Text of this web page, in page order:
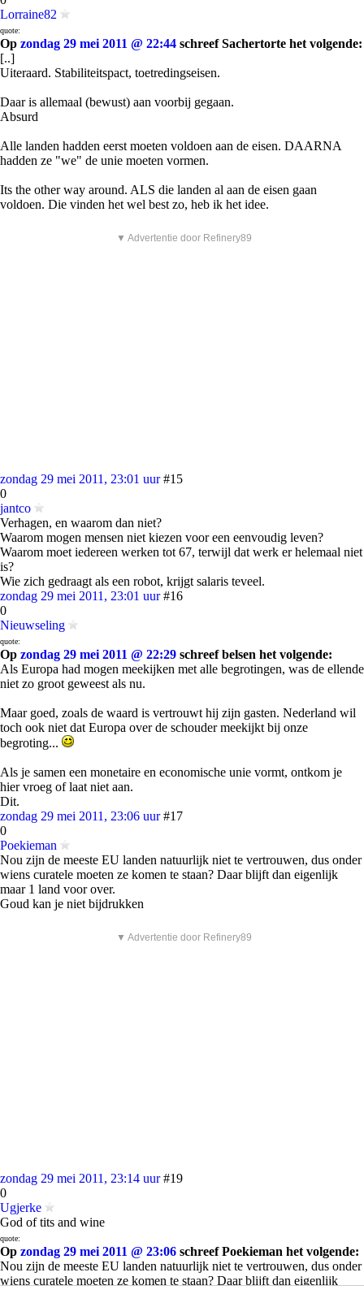
Lorraine82
quote:
Op zondag 29 mei 2011 @ 22:44 schreef Sachertorte het volgende:
[..]
Uiteraard. Stabiliteitspact, toetredingseisen.
Daar is allemaal (bewust) aan voorbij gegaan.
Absurd
Alle landen hadden eerst moeten voldoen aan de eisen. DAARNA
hadden ze "we" de unie moeten vormen.
Its the other way around. ALS die landen al aan de eisen gaan
voldoen. Die vinden het wel best zo, heb ik het idee.
▼ Advertentie door Refinery89
zondag 29 mei 2011, 23:01 uur #15
0
jantco
Verhagen, en waarom dan niet?
Waarom mogen mensen niet kiezen voor een eenvoudig leven?
Waarom moet iedereen werken tot 67, terwijl dat werk er helemaal niet
is?
Wie zich gedraagt als een robot, krijgt salaris teveel.
zondag 29 mei 2011, 23:01 uur #16
0
Nieuwseling
quote:
Op zondag 29 mei 2011 @ 22:29 schreef belsen het volgende:
Als Europa had mogen meekijken met alle begrotingen, was de ellende
niet zo groot geweest als nu.
Maar goed, zoals de waard is vertrouwt hij zijn gasten. Nederland wil
toch ook niet dat Europa over de schouder meekijkt bij onze
begroting...
Als je samen een monetaire en economische unie vormt, ontkom je
hier vroeg of laat niet aan.
Dit.
zondag 29 mei 2011, 23:06 uur #17
0
Poekieman
Nou zijn de meeste EU landen natuurlijk niet te vertrouwen, dus onder
wiens curatele moeten ze komen te staan? Daar blijft dan eigenlijk
maar 1 land voor over.
Goud kan je niet bijdrukken
▼ Advertentie door Refinery89
zondag 29 mei 2011, 23:14 uur #19
0
Ugjerke
God of tits and wine
quote:
Op zondag 29 mei 2011 @ 23:06 schreef Poekieman het volgende:
Nou zijn de meeste EU landen natuurlijk niet te vertrouwen, dus onder
wiens curatele moeten ze komen te staan? Daar blijft dan eigenlijk